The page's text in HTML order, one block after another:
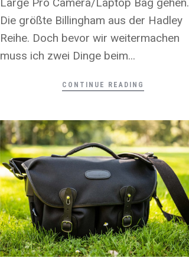
Large Pro Camera/Laptop Bag gehen.
Die größte Billingham aus der Hadley
Reihe. Doch bevor wir weitermachen
muss ich zwei Dinge beim...
CONTINUE READING